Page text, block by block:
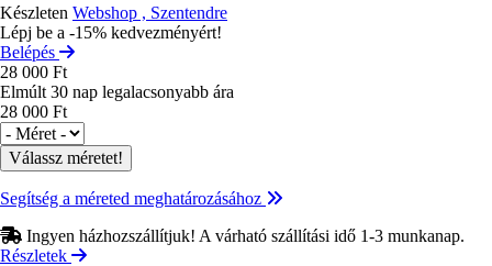
Készleten Webshop , Szentendre
Lépj be a -15% kedvezményért!
Belépés
28 000 Ft
Elmúlt 30 nap legalacsonyabb ára
28 000 Ft
Méret
Segítség a méreted meghatározásához
Ingyen házhozszállítjuk! A várható szállítási idő 1-3 munkanap.
Részletek